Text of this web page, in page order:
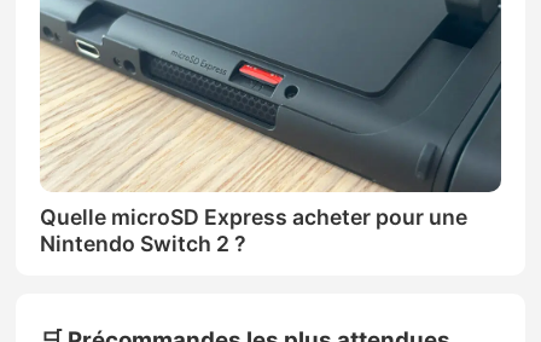
Quelle microSD Express acheter pour une
Nintendo Switch 2 ?